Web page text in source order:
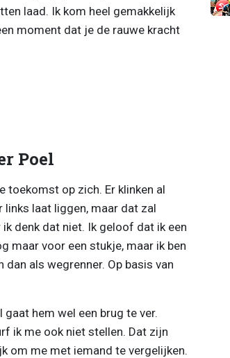
laad. Ik kom heel gemakkelijk
moment dat je de rauwe kracht
Poel
toekomst op zich. Er klinken al
laat liggen, maar dat zal
denk dat niet. Ik geloof dat ik een
maar voor een stukje, maar ik ben
als wegrenner. Op basis van
hem wel een brug te ver.
ik me ook niet stellen. Dat zijn
om me met iemand te vergelijken.